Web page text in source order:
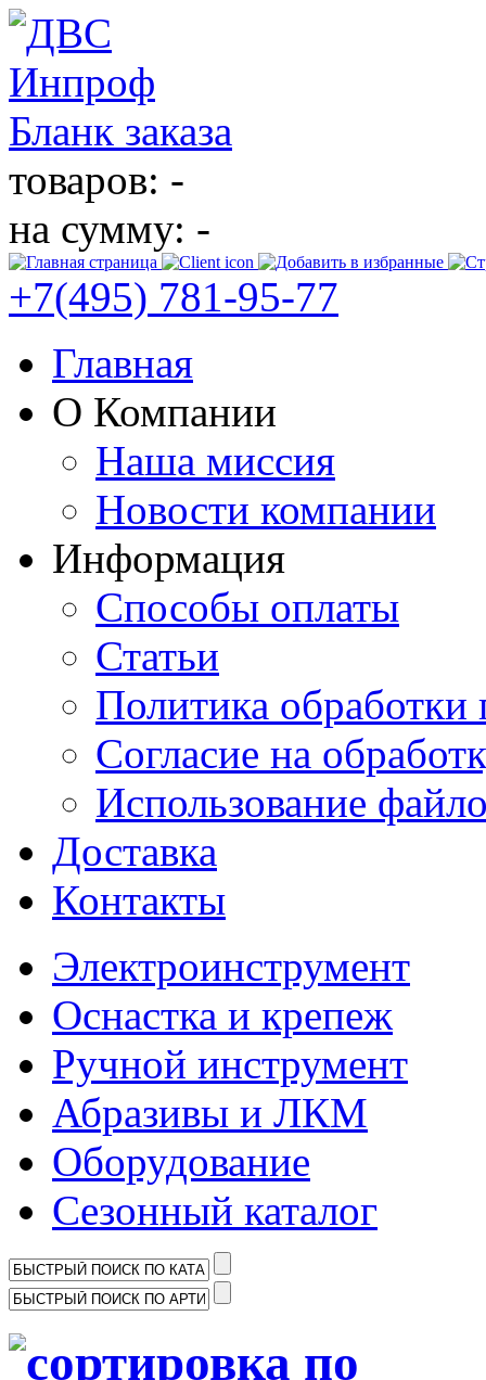
Бланк заказа
товаров: -
на сумму: -
+7(495) 781-95-77
Главная
О Компании
Наша миссия
Новости компании
Информация
Способы оплаты
Статьи
Политика
Согласие на
Использование
Доставка
Контакты
Электроинструмент
Оснастка и крепеж
Ручной инструмент
Абразивы и ЛКМ
Оборудование
Сезонный каталог